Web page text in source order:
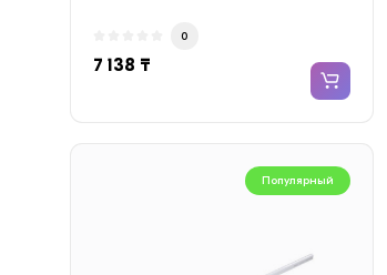
0
7 138 ₸
Популярный